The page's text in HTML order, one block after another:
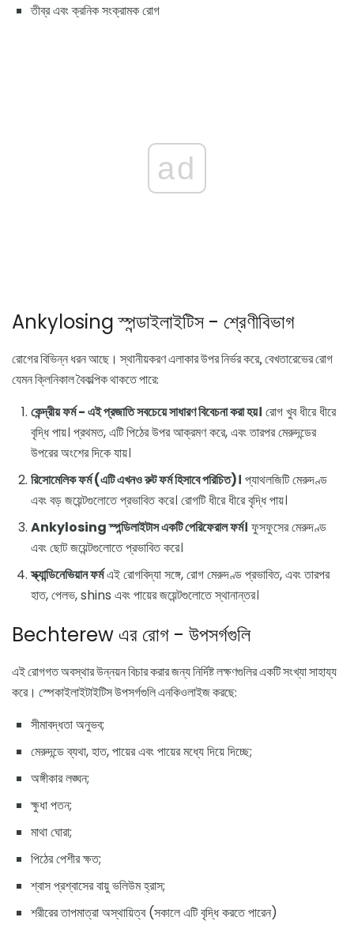
তীব্র এবং ক্রনিক সংক্রামক রোগ
ad
Ankylosing স্পন্ডাইলাইটিস - শ্রেণীবিভাগ
রোগের বিভিন্ন ধরন আছে। স্থানীয়করণ এলাকার উপর নির্ভর করে, বেখতারেভের রোগ
যেমন ক্লিনিকাল বৈকল্পিক থাকতে পারে:
কেন্দ্রীয় ফর্ম - এই প্রজাতি সবচেয়ে সাধারণ বিবেচনা করা হয়। রোগ খুব ধীরে ধীরে
বৃদ্ধি পায়। প্রথমত, এটি পিঠের উপর আক্রমণ করে, এবং তারপর মেরুদন্ডের
উপরের অংশের দিকে যায়।
রিসোমেলিক ফর্ম (এটি এখনও রুট ফর্ম হিসাবে পরিচিত)। প্যাথলজিটি মেরুদণ্ড
এবং বড় জয়েন্টগুলোতে প্রভাবিত করে। রোগটি ধীরে ধীরে বৃদ্ধি পায়।
Ankylosing স্পন্ডিলাইটাস একটি পেরিফেরাল ফর্ম। ফুসফুসের মেরুদণ্ড
এবং ছোট জয়েন্টগুলোতে প্রভাবিত করে।
স্ক্যান্ডিনেভিয়ান ফর্মএই রোগবিদ্যা সঙ্গে, রোগ মেরুদণ্ড প্রভাবিত, এবং তারপর
হাত, পেলভ, shins এবং পায়ের জয়েন্টগুলোতে স্থানান্তর।
Bechterew এর রোগ - উপসর্গগুলি
এই রোগগত অবস্থার উন্নয়ন বিচার করার জন্য নির্দিষ্ট লক্ষণগুলির একটি সংখ্যা সাহায্য
করে। স্পেকাইলাইটাইটিস উপসর্গগুলি এনকিওলাইজ করছে:
সীমাবদ্ধতা অনুভব;
মেরুদন্ডে ব্যথা, হাত, পায়ের এবং পায়ের মধ্যে দিয়ে দিচ্ছে;
অঙ্গীকার লঙ্ঘন;
ক্ষুধা পতন;
মাথা ঘোরা;
পিঠের পেশীর ক্ষত;
শ্বাস প্রশ্বাসের বায়ু ভলিউম হ্রাস;
শরীরের তাপমাত্রা অস্থায়িত্ব (সকালে এটি বৃদ্ধি করতে পারেন)